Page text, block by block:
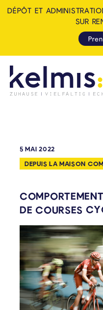
DÉPÔT ET
SUR
5 MAI 2022
DEPUIS LA MAISON
DE COURSES